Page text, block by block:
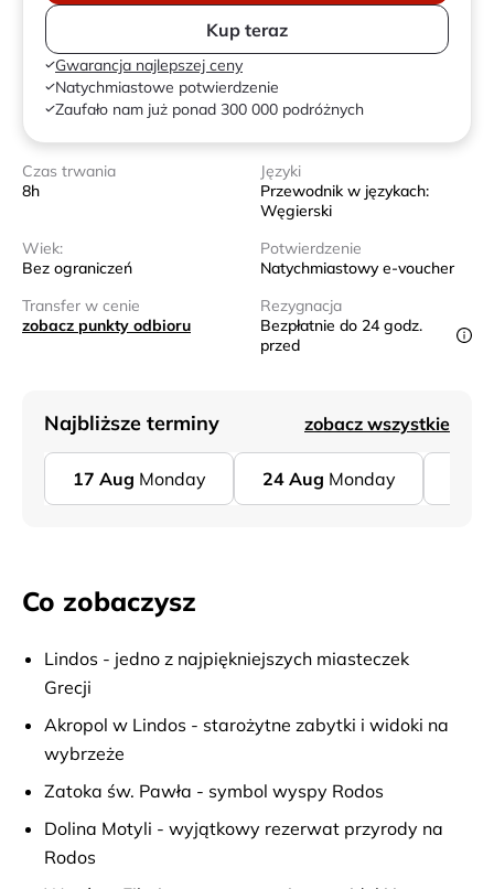
Kup teraz
Gwarancja najlepszej ceny
Natychmiastowe potwierdzenie
Zaufało nam już ponad 300 000 podróżnych
Czas trwania
8h
Języki
Przewodnik w językach:
Węgierski
Wiek:
Bez ograniczeń
Potwierdzenie
Natychmiastowy e-voucher
Transfer w cenie
zobacz punkty odbioru
Rezygnacja
Bezpłatnie do 24 godz.
przed
Najbliższe terminy zobacz wszystkie
17 Aug Monday 24 Aug Monday
Co zobaczysz
Lindos - jedno z najpiękniejszych miasteczek
Grecji
Akropol w Lindos - starożytne zabytki i widoki na
wybrzeże
Zatoka św. Pawła - symbol wyspy Rodos
Dolina Motyli - wyjątkowy rezerwat przyrody na
Rodos